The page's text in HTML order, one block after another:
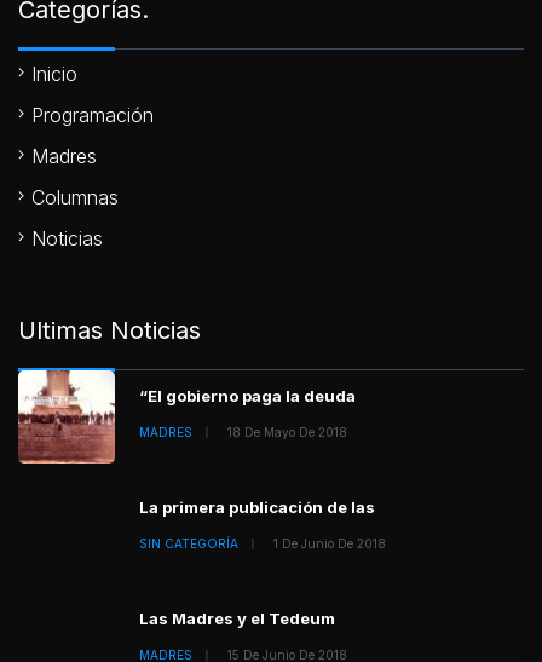
Categorías.
Inicio
Programación
Madres
Columnas
Noticias
Ultimas Noticias
“El gobierno paga la deuda
MADRES 18 De Mayo De 2018
La primera publicación de las
SIN CATEGORÍA 1 De Junio De 2018
Las Madres y el Tedeum
MADRES 15 De Junio De 2018